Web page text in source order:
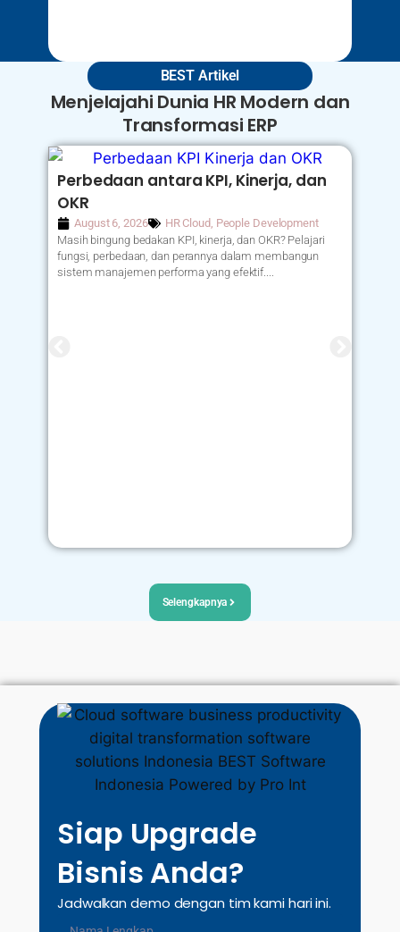
BEST Artikel
Menjelajahi Dunia HR Modern dan
Transformasi ERP
Perbedaan antara KPI, Kinerja, dan
OKR
August 6, 2026 HR Cloud , People Development
Masih bingung bedakan KPI, kinerja, dan OKR? Pelajari
fungsi, perbedaan, dan perannya dalam membangun
sistem manajemen performa yang efektif....
Selengkapnya
Siap Upgrade
Bisnis Anda?
Jadwalkan demo dengan tim kami hari ini.